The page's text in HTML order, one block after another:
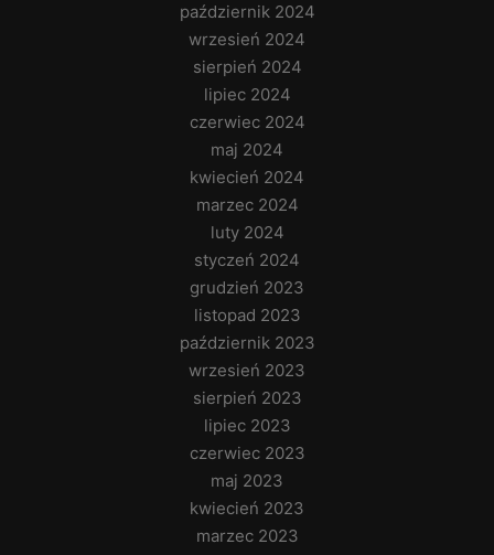
październik 2024
wrzesień 2024
sierpień 2024
lipiec 2024
czerwiec 2024
maj 2024
kwiecień 2024
marzec 2024
luty 2024
styczeń 2024
grudzień 2023
listopad 2023
październik 2023
wrzesień 2023
sierpień 2023
lipiec 2023
czerwiec 2023
maj 2023
kwiecień 2023
marzec 2023